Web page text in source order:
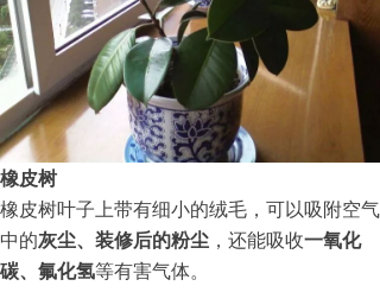
橡皮树
橡皮树叶子上带有细小的绒毛，可以吸附空气
中的灰尘、装修后的粉尘 ，还能吸收一氧化
碳、氟化氢等有害气体。